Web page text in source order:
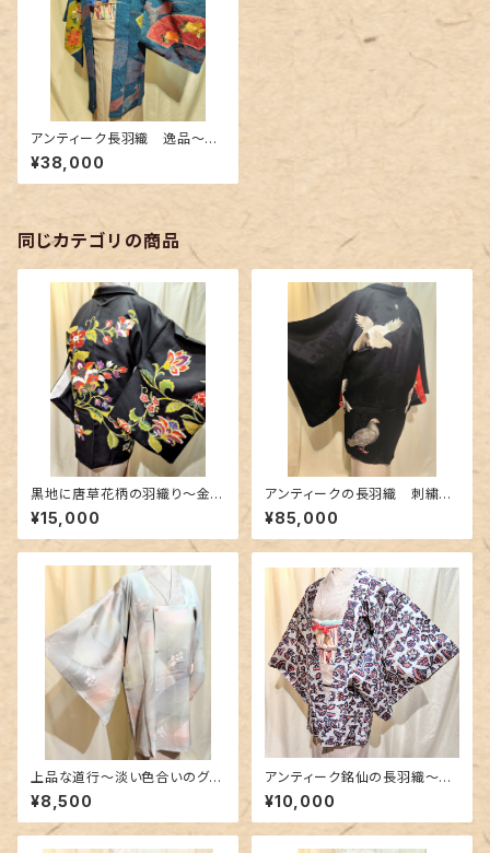
アンティーク長羽織 逸品〜暗
めの豪青緑色 扇面に花柄の
刺繍〜
¥38,000
同じカテゴリの商品
黒地に唐草花柄の羽織り〜金彩
と金駒刺繍〜
¥15,000
アンティークの長羽織 刺繍〜
鳩柄の逸品〜
¥85,000
上品な道行〜淡い色合いのグラ
デーション〜
¥8,500
アンティーク銘仙の長羽織〜絵
本のような柄〜
¥10,000